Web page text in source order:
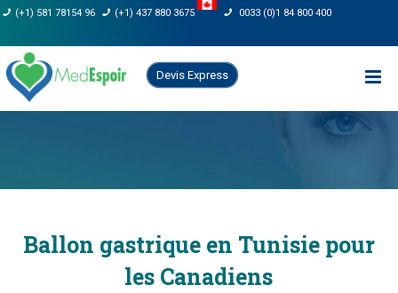
Skip
content
(+1) 581 78154 96 (+1) 437 880 3675 0033 (0)1 84 800 400
Devis Express
Ballon gastrique en Tunisie pour
les Canadiens